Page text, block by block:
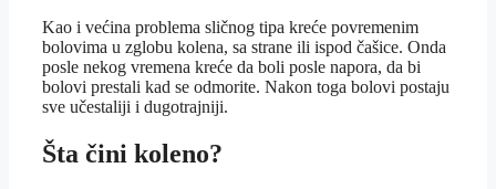
Kao i većina problema sličnog tipa kreće povremenim
bolovima u zglobu kolena, sa strane ili ispod čašice. Onda
posle nekog vremena kreće da boli posle napora, da bi
bolovi prestali kad se odmorite. Nakon toga bolovi postaju
sve učestaliji i dugotrajniji.
Šta čini koleno?